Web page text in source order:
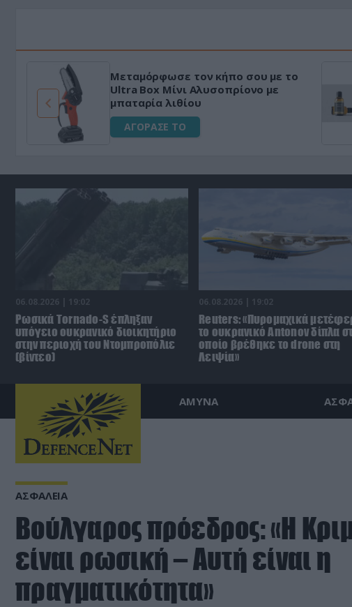
Μεταμόρφωσε τον κήπο σου με το
Ultra Box Μίνι Αλυσοπρίονο με
μπαταρία λιθίου
ΑΓΟΡΑΣΕ ΤΟ
06.08.2026 | 19:02
Ρωσικά Tornado-S έπληξαν
υπόγειο ουκρανικό διοικητήριο
στην περιοχή του Ντομπροπόλιε
(βίντεο)
06.08.2026 | 19:02
Reuters: «Πυρομαχικά
το ουκρανικό Antonov δίπλα
οποίο βρέθηκε το drone στη
Λειψία»
ΑΜΥΝΑ
ΑΣΦΑΛΕΙΑ
Βούλγαρος πρόεδρος: «Η
είναι ρωσική – Αυτή είναι η
πραγματικότητα»